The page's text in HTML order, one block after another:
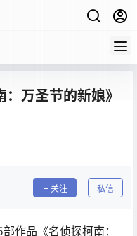
万圣节的新娘》
关注 私信
作品《名侦探柯南：